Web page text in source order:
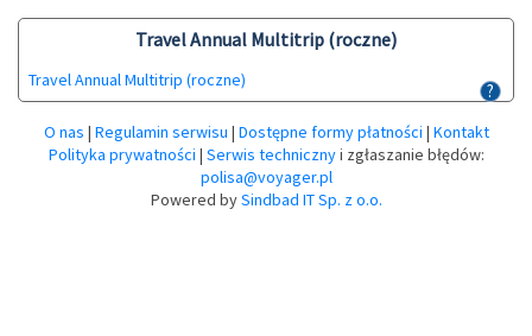
Travel Annual Multitrip (roczne)
Travel Annual Multitrip (roczne) ?
O nas | Regulamin serwisu | Dostępne formy płatności | Kontakt
Polityka prywatności | Serwis technicznyi zgłaszanie błędów:
polisa@voyager.pl
Powered bySindbad IT Sp. z o.o.